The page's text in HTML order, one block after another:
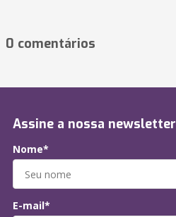
0 comentários
Assine a nossa newsletter
Nome*
E-mail*